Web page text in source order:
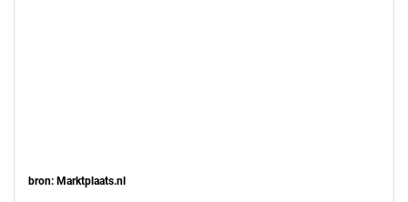
bron: Marktplaats.nl